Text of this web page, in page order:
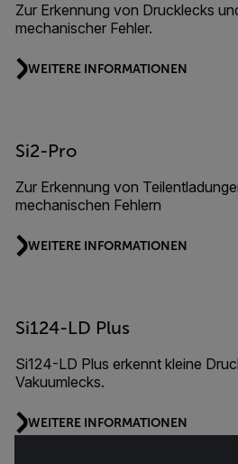
Zur Erkennung von Drucklecks
mechanischer Fehler.
WEITERE INFORMATIONEN
Si2-Pro
Zur Erkennung von
mechanischen Fehlern
WEITERE INFORMATIONEN
Si124-LD Plus
Si124-LD Plus erkennt kleine
Vakuumlecks.
WEITERE INFORMATIONEN